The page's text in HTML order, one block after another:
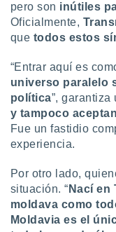
aunque
no
acceder a
web a
abono
únicos
pero son inútiles
Oficialmente,
que todos estos
“Entrar aquí es
universo paralelo
política”, garantiza
y tampoco
Fue un fastidio
experiencia.
Por otro lado,
situación. “ Nací en
moldava como
Moldavia es el